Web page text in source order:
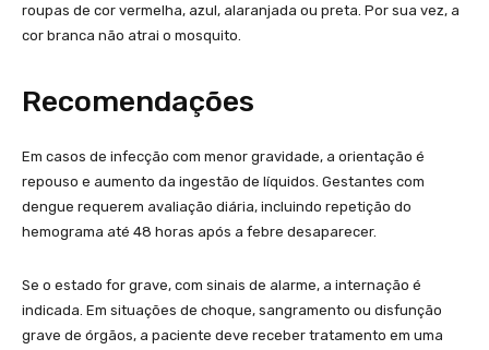
roupas de cor vermelha, azul, alaranjada ou preta. Por sua vez, a
cor branca não atrai o mosquito.
Recomendações
Em casos de infecção com menor gravidade, a orientação é
repouso e aumento da ingestão de líquidos. Gestantes com
dengue requerem avaliação diária, incluindo repetição do
hemograma até 48 horas após a febre desaparecer.
Se o estado for grave, com sinais de alarme, a internação é
indicada. Em situações de choque, sangramento ou disfunção
grave de órgãos, a paciente deve receber tratamento em uma